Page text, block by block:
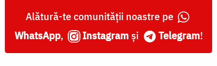
Alătură-te comunității noastre pe
WhatsApp, Instagram și Telegram!